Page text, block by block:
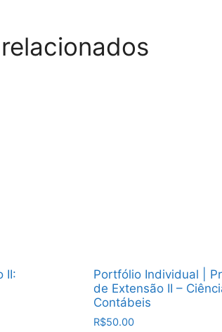
II:
Portfólio Individual |
de Extensão II –
Contábeis
R$50.00